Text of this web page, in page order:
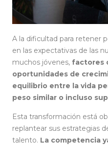
A la dificultad para retener
en las expectativas de las
muchos jóvenes, factores
oportunidades de
equilibrio entre la vida
peso similar o incluso
Esta transformación está
replantear sus estrategias
talento. La competencia